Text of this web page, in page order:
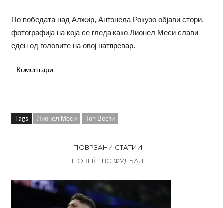
По победата над Алжир, Антонела Рокузо објави стори,
фотографија на која се гледа како Лионел Меси слави
еден од головите на овој натпревар.
Коментари
Tags Лионел Меси Топ Вести
ПОВРЗАНИ СТАТИИ
ПОВЕЌЕ ВО ФУДБАЛ